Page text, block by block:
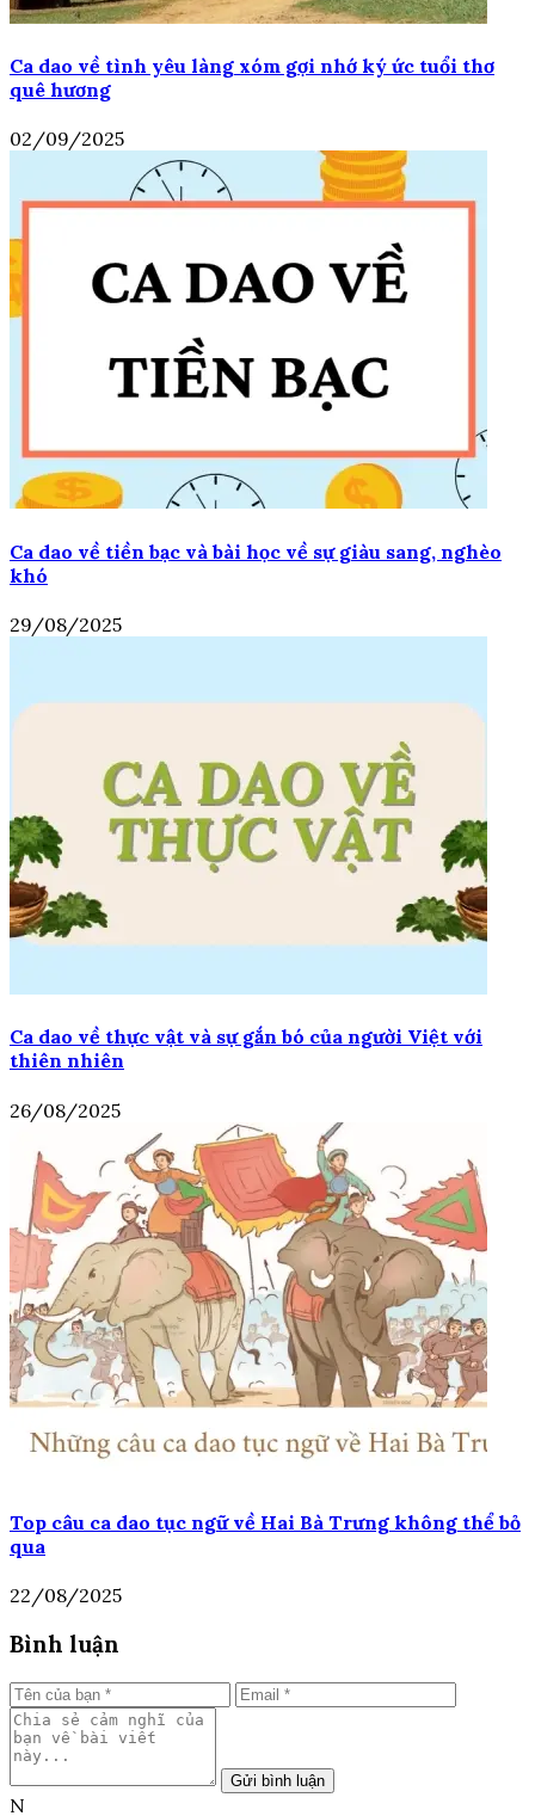
Ca dao về tình yêu làng xóm gợi nhớ ký ức tuổi thơ
quê hương
02/09/2025
Ca dao về tiền bạc và bài học về sự giàu sang, nghèo
khó
29/08/2025
Ca dao về thực vật và sự gắn bó của người Việt với
thiên nhiên
26/08/2025
Top câu ca dao tục ngữ về Hai Bà Trưng không thể bỏ
qua
22/08/2025
Bình luận
Gửi bình luận
N